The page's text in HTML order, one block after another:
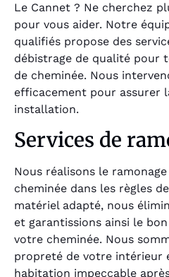
Le Cannet ? Ne cherchez
pour vous aider. Notre
qualifiés propose des
débistrage de qualité pour
de cheminée. Nous
efficacement pour assurer
installation.
Services de
Nous réalisons le
cheminée dans les règles
matériel adapté, nous
et garantissions ainsi le
votre cheminée. Nous
propreté de votre intérieur
habitation impeccable